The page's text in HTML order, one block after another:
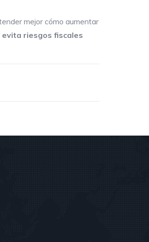
mejor cómo aumentar
riesgos fiscales